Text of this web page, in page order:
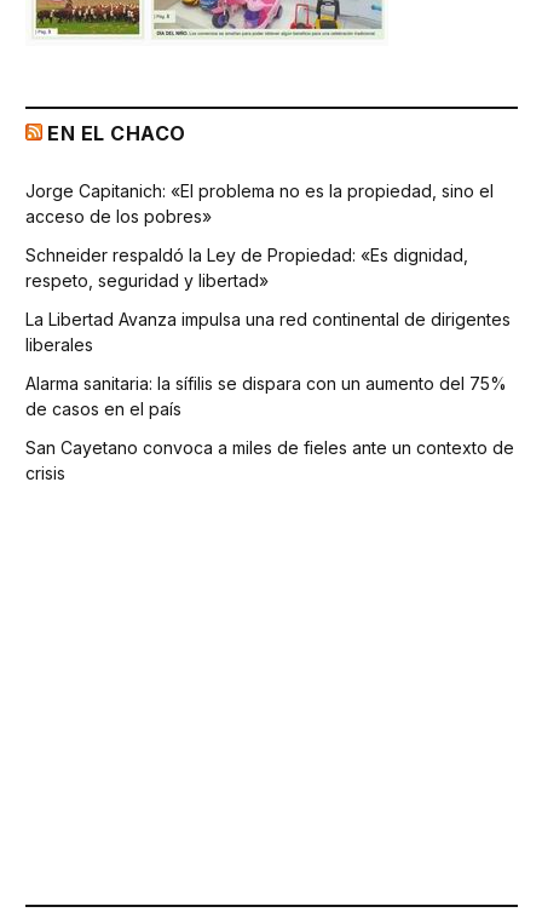
EN EL CHACO
Jorge Capitanich: «El problema no es la propiedad, sino el
acceso de los pobres»
Schneider respaldó la Ley de Propiedad: «Es dignidad,
respeto, seguridad y libertad»
La Libertad Avanza impulsa una red continental de dirigentes
liberales
Alarma sanitaria: la sífilis se dispara con un aumento del 75%
de casos en el país
San Cayetano convoca a miles de fieles ante un contexto de
crisis